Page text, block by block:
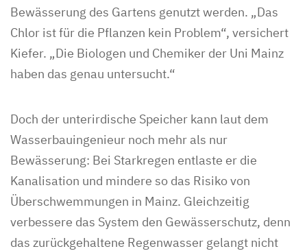
Bewässerung des Gartens genutzt werden. „Das
Chlor ist für die Pflanzen kein Problem“, versichert
Kiefer. „Die Biologen und Chemiker der Uni Mainz
haben das genau untersucht.“
Doch der unterirdische Speicher kann laut dem
Wasserbauingenieur noch mehr als nur
Bewässerung: Bei Starkregen entlaste er die
Kanalisation und mindere so das Risiko von
Überschwemmungen in Mainz. Gleichzeitig
verbessere das System den Gewässerschutz, denn
das zurückgehaltene Regenwasser gelangt nicht